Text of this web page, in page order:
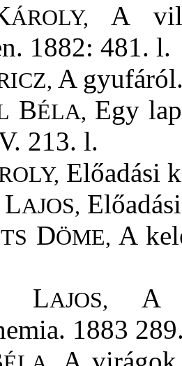
ÁROLY,
A
1882: 481. l.
A
BÉLA, Egy
213. l.
Előadási
LAJOS,
DÖME, A
LAJOS,
A
1883